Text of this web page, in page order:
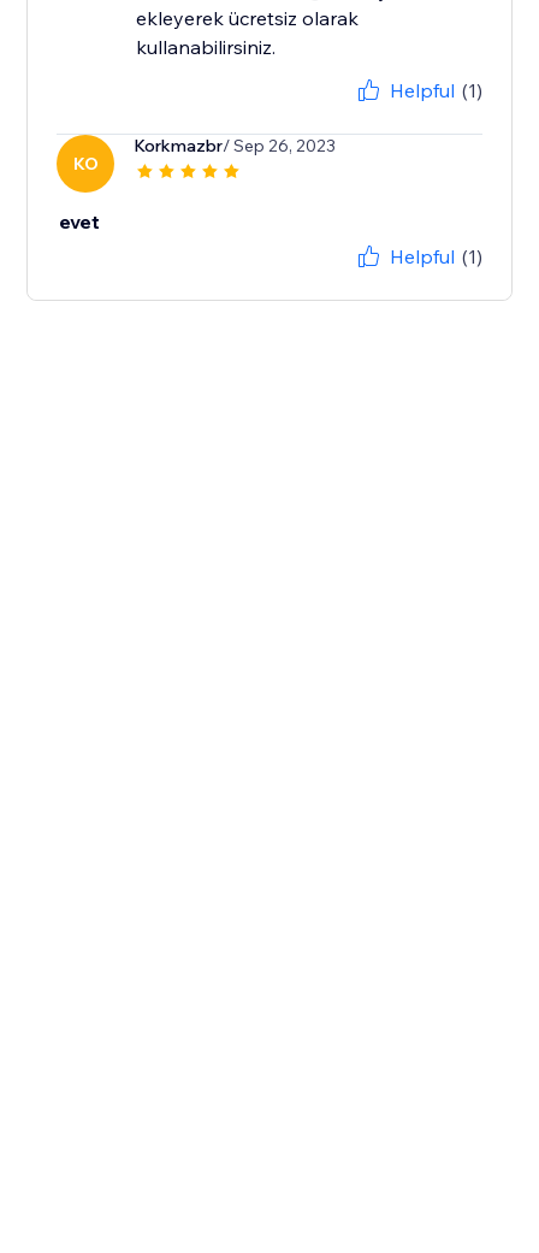
ekleyerek ücretsiz olarak
kullanabilirsiniz.
Helpful (1)
KO
Korkmazbr/ Sep 26, 2023
evet
Helpful (1)